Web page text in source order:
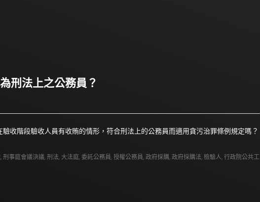
刑法上之公務員？
收階段驗收人員有收賄的情形，符合刑法上的公務員而適用貪污治罪條例規定嗎？
,刑事庭會議決議,刑法, 大法庭,委託公務員,授權公務員,政府採購,政府採購法,檢驗人,行政院公共工